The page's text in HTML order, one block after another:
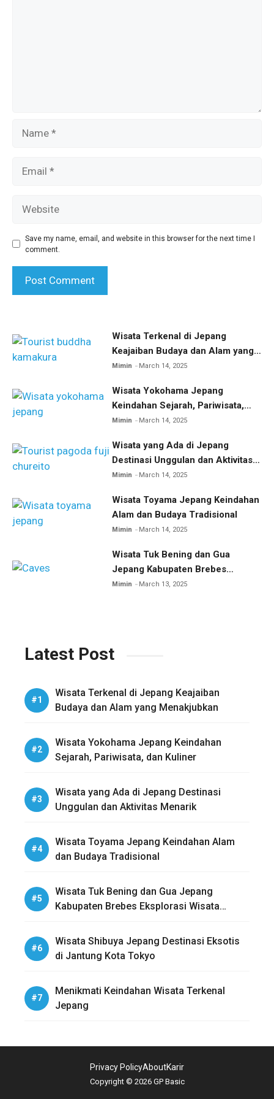
Save my name, email, and website in this browser for the next time I
comment.
Wisata Terkenal di Jepang
Keajaiban Budaya dan Alam yang
Menakjubkan
Mimin March 14, 2025
Wisata Yokohama Jepang
Keindahan Sejarah, Pariwisata,
dan Kuliner
Mimin March 14, 2025
Wisata yang Ada di Jepang
Destinasi Unggulan dan Aktivitas
Menarik
Mimin March 14, 2025
Wisata Toyama Jepang Keindahan
Alam dan Budaya Tradisional
Mimin March 14, 2025
Wisata Tuk Bening dan Gua
Jepang Kabupaten Brebes
Eksplorasi Wisata Sejarah dan
Mimin March 13, 2025
Latest Post
Wisata Terkenal di Jepang Keajaiban
Budaya dan Alam yang Menakjubkan
Wisata Yokohama Jepang Keindahan
Sejarah, Pariwisata, dan Kuliner
Wisata yang Ada di Jepang Destinasi
Unggulan dan Aktivitas Menarik
Wisata Toyama Jepang Keindahan Alam
dan Budaya Tradisional
Wisata Tuk Bening dan Gua Jepang
Kabupaten Brebes Eksplorasi Wisata
Wisata Shibuya Jepang Destinasi Eksotis
di Jantung Kota Tokyo
Menikmati Keindahan Wisata Terkenal
Jepang
Copyright © 2026 GP Basic
Privacy PolicyAboutKarir